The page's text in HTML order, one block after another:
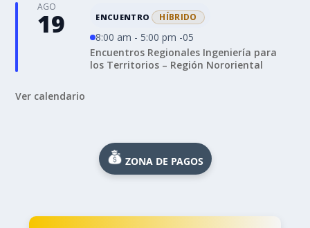
AGO
19 ENCUENTRO HÍBRIDO
8:00 am - 5:00 pm -05
Encuentros Regionales Ingeniería para
los Territorios – Región Nororiental
Ver calendario
ZONA DE PAGOS